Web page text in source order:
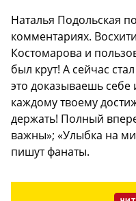
Наталья Подольская
комментариях.
Костомарова и
был крут! А сейчас
это доказываешь
каждому твоему
держать! Полный
важны»; «Улыбка на
пишут фанаты.